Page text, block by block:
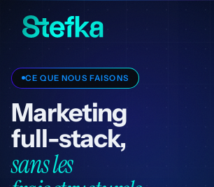
CE QUE NOUS FAISONS
Marketing
full-stack,
sans les